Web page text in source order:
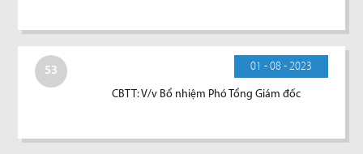
53 01 - 08 - 2023
CBTT: V/v Bổ nhiệm Phó Tổng Giám đốc